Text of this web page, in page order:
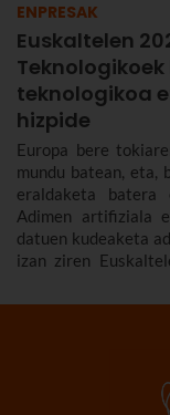
ENPRESAK
Euskaltelen
teknologikoa
hizpide
Europa bere
mundu batean, eta,
eraldaketa batera
Adimen artifiziala
datuen kudeaketa
izan ziren